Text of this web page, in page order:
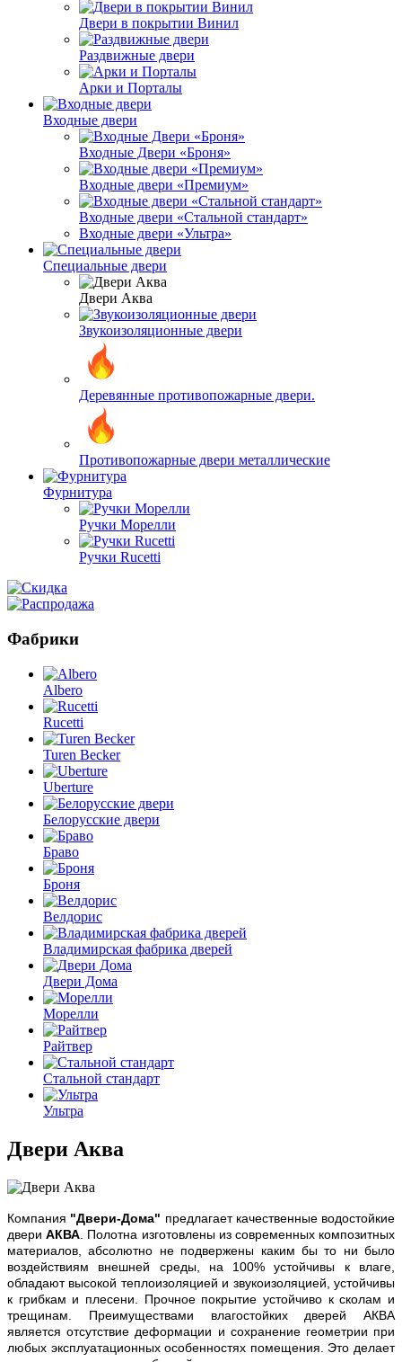
Двери в покрытии Винил
Раздвижные двери
Арки и Порталы
Входные двери
Входные Двери «Броня»
Входные двери «Премиум»
Входные двери «Стальной стандарт»
Входные двери «Ультра»
Специальные двери
Двери Аква
Звукоизоляционные двери
Деревянные противопожарные двери.
Противопожарные двери металлические
Фурнитура
Ручки Морелли
Ручки Rucetti
Фабрики
Albero
Rucetti
Turen Becker
Uberture
Белорусские двери
Браво
Броня
Велдорис
Владимирская фабрика дверей
Двери Дома
Морелли
Райтвер
Стальной стандарт
Ультра
Двери Аква
Компания "Двери-Дома" предлагает качественные водостойкие
двериАКВА Полотна изготовлены из современных композитных
материалов, абсолютно не подвержены каким бы то ни было
воздействиям внешней среды, на 100% устойчивы к влаге,
обладают высокой теплоизоляцией и звукоизоляцией, устойчивы
к грибкам и плесени. Прочное покрытие устойчиво к сколам и
трещинам. Преимуществами влагостойких дверей АКВА
является отсутствие деформации и сохранение геометрии при
любых эксплуатационных особенностях помещения. Это делает